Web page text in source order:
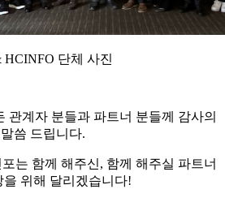
HCINFO 단체 사진
관계자 분들과 파트너 분들께 감사의
말씀 드립니다.
는 함께 해주신, 함께 해주실 파트너
을 위해 달리겠습니다!